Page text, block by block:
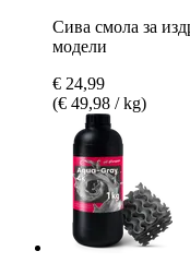
Сива смола за
модели
€ 24,99
(€ 49,98 / kg)